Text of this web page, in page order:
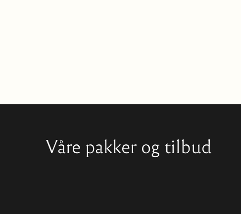
Våre pakker og tilbud